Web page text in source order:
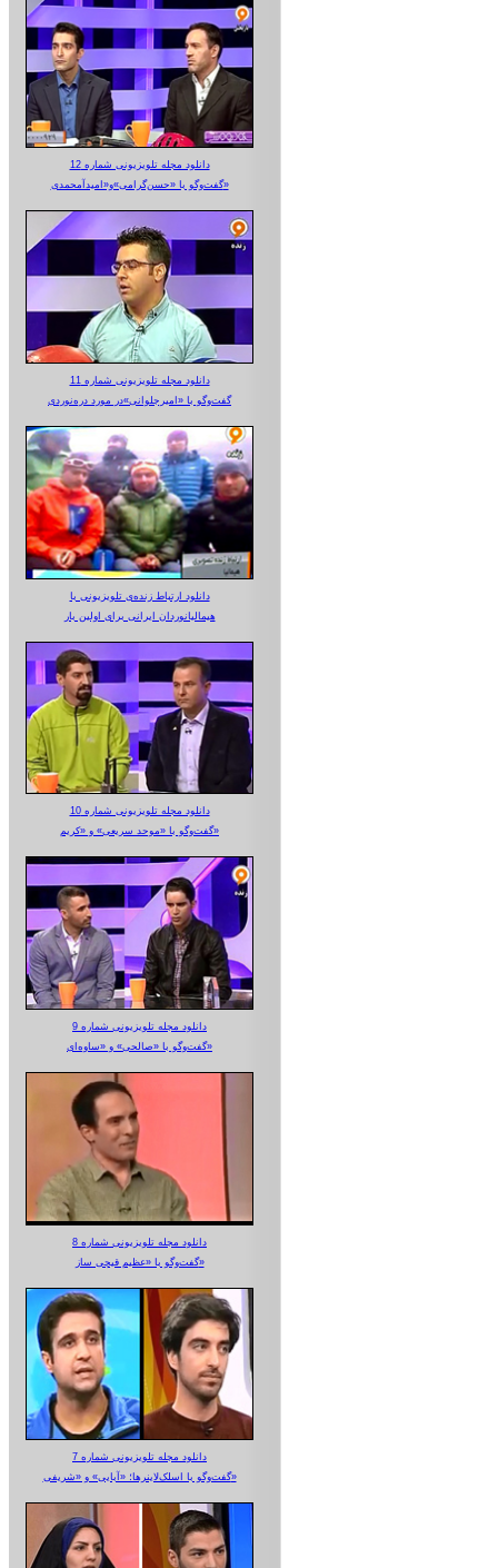
دانلود مجله تلویزیونی شماره 12
گفت‌وگو با «حسن‌گرامی»و«امیدآمحمدی»
دانلود مجله تلویزیونی شماره 11
گفت‌وگو با «امیرجلوانی»در مورد دره‌نوردی
دانلود ارتباط زنده‌ی تلویزیونی‌ با
هیمالیانوردان ایرانی برای اولین بار
دانلود مجله تلویزیونی شماره 10
گفت‌وگو با «موحد سریعی» و «کریم»
دانلود مجله تلویزیونی شماره 9
گفت‌وگو با «صالحی» و «ساوه‌ای»
دانلود مجله تلویزیونی شماره 8
گفت‌وگو با «عظیم قیچی ساز»
دانلود مجله تلویزیونی شماره 7
گفت‌وگو با اسلک‌لاینرها؛ «آبایی» و «شریفی»